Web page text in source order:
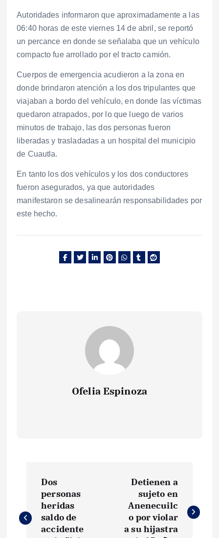
Autoridades informaron que aproximadamente a las
06:40 horas de este viernes 14 de abril, se reportó
un percance en donde se señalaba que un vehículo
compacto fue arrollado por el tracto camión.
Cuerpos de emergencia acudieron a la zona en
donde brindaron atención a los dos tripulantes que
viajaban a bordo del vehículo, en donde las víctimas
quedaron atrapados, por lo que luego de varios
minutos de trabajo, las dos personas fueron
liberadas y trasladadas a un hospital del municipio
de Cuautla.
En tanto los dos vehículos y los dos conductores
fueron asegurados, ya que autoridades
manifestaron se desalinearán responsabilidades por
este hecho.
Ofelia Espinoza
v
Dos
personas
heridas
saldo de
accidente
Detienen a
sujeto en
Anenecuilc
o por violar
a su hijastra